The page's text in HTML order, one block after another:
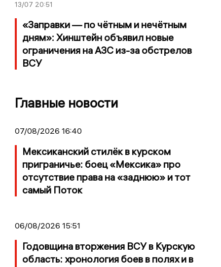
13/07 20:51
«Заправки — по чётным и нечётным
дням»: Хинштейн объявил новые
ограничения на АЗС из-за обстрелов
ВСУ
Главные новости
07/08/2026 16:40
Мексиканский стилёк в курском
приграничье: боец «Мексика» про
отсутствие права на «заднюю» и тот
самый Поток
06/08/2026 15:51
Годовщина вторжения ВСУ в Курскую
область: хронология боев в полях и в